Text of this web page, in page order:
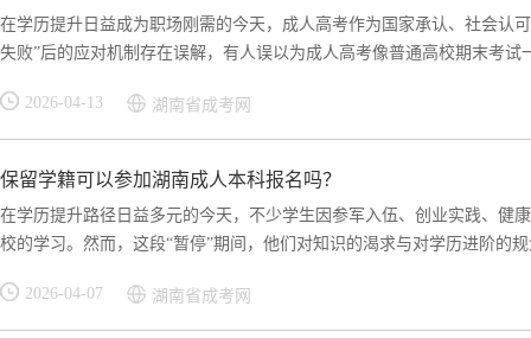
在学历提升日益成为职场刚需的今天，成人高考作为国家承认、社会认
失败”后的应对机制存在误解，有人误以为成人高考像普通高校期末考试
2026-04-13 湖南省成考网
保留学籍可以参加湖南成人本科报名吗？
在学历提升路径日益多元的今天，不少学生因参军入伍、创业实践、健
校的学习。然而，这段“暂停”期间，他们对知识的渴求与对学历进阶的
2026-04-07 湖南省成考网